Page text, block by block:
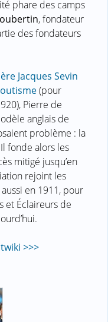
phare des camps
, fondateur
des fondateurs
Jacques Sevin
(pour
Pierre de
anglais de
problème : la
fonde alors les
mitigé jusqu’en
rejoint les
en 1911, pour
et Éclaireurs de
>>>